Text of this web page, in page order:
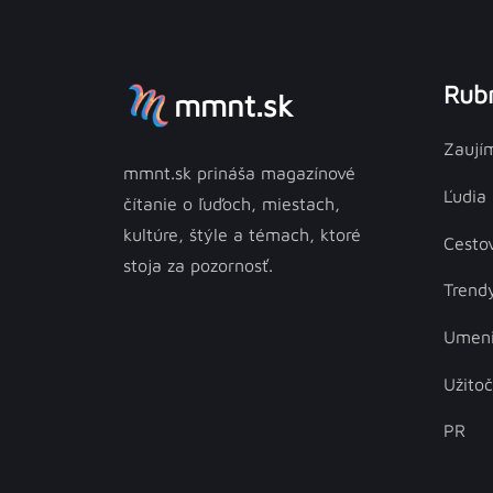
mmnt.sk
mmnt.sk prináša magazínové
čítanie o ľuďoch, miestach,
kultúre, štýle a témach, ktoré
stoja za pozornosť.
Ľudia
PR